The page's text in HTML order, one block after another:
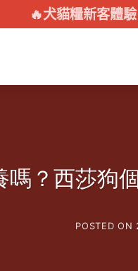
🔥犬貓糧新客體
嗎？西莎狗
POSTED ON